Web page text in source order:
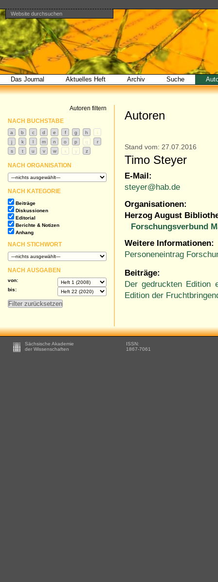
Direkt
zum
Inhalt
|
Direkt
zur
Navigation
Benutzerspezifische
Werkzeuge
Website durchsuchen
Erweiterte
Suche…
Bereiche
Das Journal Aktuelles Heft Archiv Suche
Autoren
Stand vom: 27.07.2016
Timo Steyer
E-Mail:
steyer@hab.de
Organisationen:
Herzog August
Forschungsverbund
Weitere Informationen:
Personeneintrag
Beiträge:
Der gedruckten Edition
Edition der
Autoren filtern
NACH BUCHSTABE
NACH ORGANISATION
NACH KATEGORIE
Beiträge
Diskussionen
Editorial
Berichte & Notizen
Anhang
NACH STICHWORT
NACH AUSGABEN
von:
bis:
Footer
Sächsische Akademie
der Wissenschaften
ISSN:
1867-7061